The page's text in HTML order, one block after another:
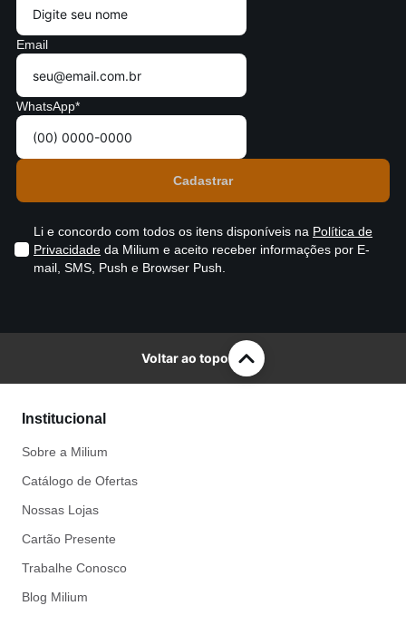
Email
WhatsApp*
Li e concordo com todos os itens disponíveis na Política de
Privacidade da Milium e aceito receber informações por E-
mail, SMS, Push e Browser Push.
Voltar ao topo
Institucional
Sobre a Milium
Catálogo de Ofertas
Nossas Lojas
Cartão Presente
Trabalhe Conosco
Blog Milium